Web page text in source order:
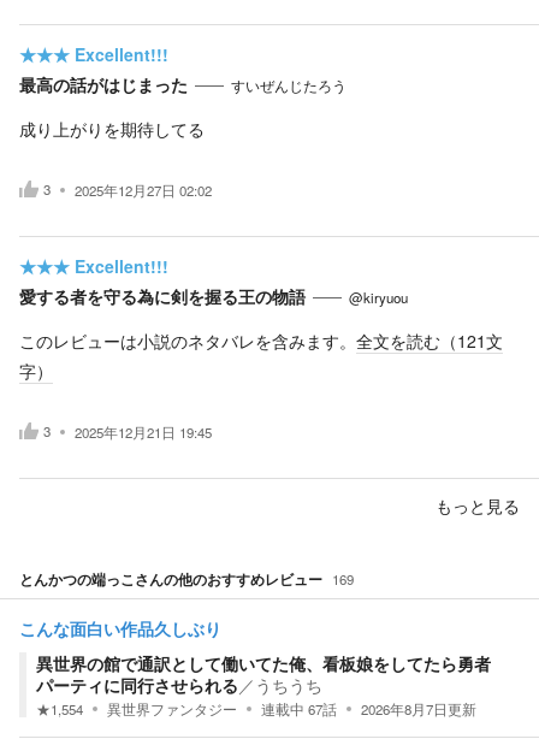
★★★ Excellent!!!
最高の話がはじまった
すいぜんじたろう
成り上がりを期待してる
3 2025年12月27日 02:02
★★★ Excellent!!!
愛する者を守る為に剣を握る王の物語
@kiryuou
このレビューは小説のネタバレを含みます。 全文を読む（121文
字）
3 2025年12月21日 19:45
もっと見る
とんかつの端っこさんの他のおすすめレビュー 169
こんな面白い作品久しぶり
異世界の館で通訳として働いてた俺、看板娘をしてたら勇者
パーティに同行させられる ／ うちうち
★1,554 異世界ファンタジー 連載中 67話 2026年8月7日更新